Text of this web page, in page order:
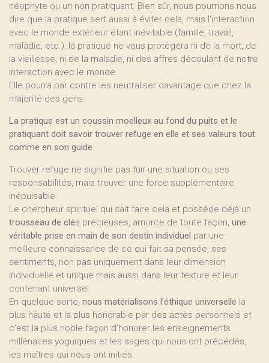
néophyte ou un non pratiquant. Bien sûr, nous pourrions nous
dire que la pratique sert aussi à éviter cela, mais l’interaction
avec le monde extérieur étant inévitable (famille, travail,
maladie, etc.), la pratique ne vous protègera ni de la mort, de
la vieillesse, ni de la maladie, ni des affres découlant de notre
interaction avec le monde.
Elle pourra par contre les neutraliser davantage que chez la
majorité des gens.
La pratique est un coussin moelleux au fond du puits et le
pratiquant doit savoir trouver refuge en elle et ses valeurs tout
comme en son guide.
Trouver refuge ne signifie pas fuir une situation ou ses
responsabilités, mais trouver une force supplémentaire
inépuisable.
Le chercheur spirituel qui sait faire cela et possède déjà un
trousseau de clés précieuses, amorce de toute façon, une
véritable prise en main de son destin individuel par une
meilleure connaissance de ce qui fait sa pensée, ses
sentiments, non pas uniquement dans leur dimension
individuelle et unique mais aussi dans leur texture et leur
contenant universel.
En quelque sorte, nous matérialisons l’éthique universelle la
plus haute et la plus honorable par des actes personnels et
c’est la plus noble façon d’honorer les enseignements
millénaires yoguiques et les sages qui nous ont précédés,
les maîtres qui nous ont initiés.